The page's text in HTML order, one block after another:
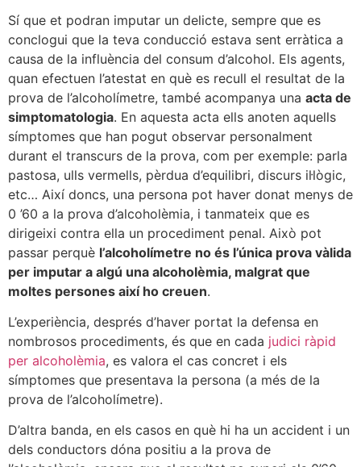
Sí que et podran imputar un delicte, sempre que es
conclogui que la teva conducció estava sent erràtica a
causa de la influència del consum d’alcohol. Els agents,
quan efectuen l’atestat en què es recull el resultat de la
prova de l’alcoholímetre, també acompanya una acta de
simptomatologia. En aquesta acta ells anoten aquells
símptomes que han pogut observar personalment
durant el transcurs de la prova, com per exemple: parla
pastosa, ulls vermells, pèrdua d’equilibri, discurs il·lògic,
etc… Així doncs, una persona pot haver donat menys de
0 ’60 a la prova d’alcoholèmia, i tanmateix que es
dirigeixi contra ella un procediment penal. Això pot
passar perquè l’alcoholímetre no és l’única prova vàlida
per imputar a algú una alcoholèmia, malgrat que
moltes persones així ho creuen.
L’experiència, després d’haver portat la defensa en
nombrosos procediments, és que en cada judici ràpid
per alcoholèmia, es valora el cas concret i els
símptomes que presentava la persona (a més de la
prova de l’alcoholímetre).
D’altra banda, en els casos en què hi ha un accident i un
dels conductors dóna positiu a la prova de